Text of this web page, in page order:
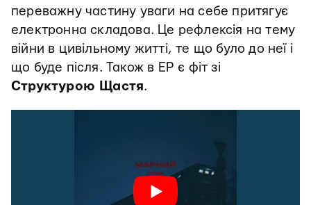
переважну частину уваги на себе притягує
електронна складова. Це рефлексія на тему
війни в цивільному житті, те що було до неї і
що буде після. Також в EP є фіт зі
Структурою Щастя.